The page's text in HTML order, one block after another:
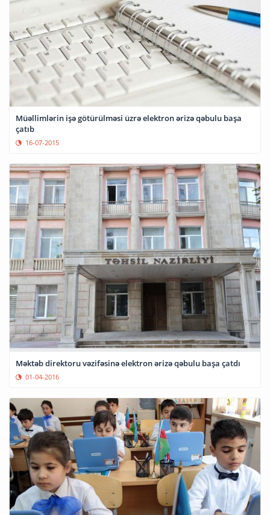
Müəllimlərin işə götürülməsi üzrə elektron ərizə qəbulu başa
çatıb
16-07-2015
Məktəb direktoru vəzifəsinə elektron ərizə qəbulu başa çatdı
01-04-2016